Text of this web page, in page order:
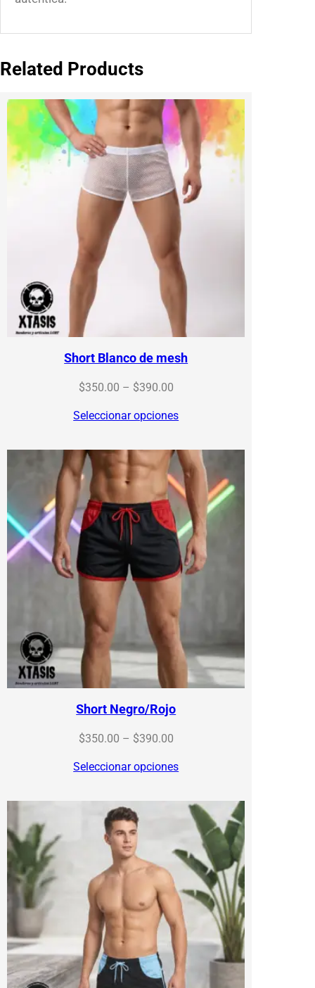
Related Products
Short Blanco de mesh
$350.00 – $390.00Price
$350.00
$390.00
Seleccionar opciones
Short Negro/Rojo
$350.00 – $390.00Price
$350.00
$390.00
Seleccionar opciones